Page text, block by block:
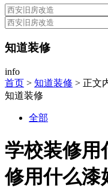
知道装修
info
首页 > 知道装修 > 正文
知道装修
全部
学校装修用
修用什么漆